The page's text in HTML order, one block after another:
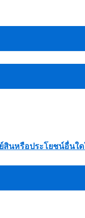
นหรือประโยชน์อื่นใด